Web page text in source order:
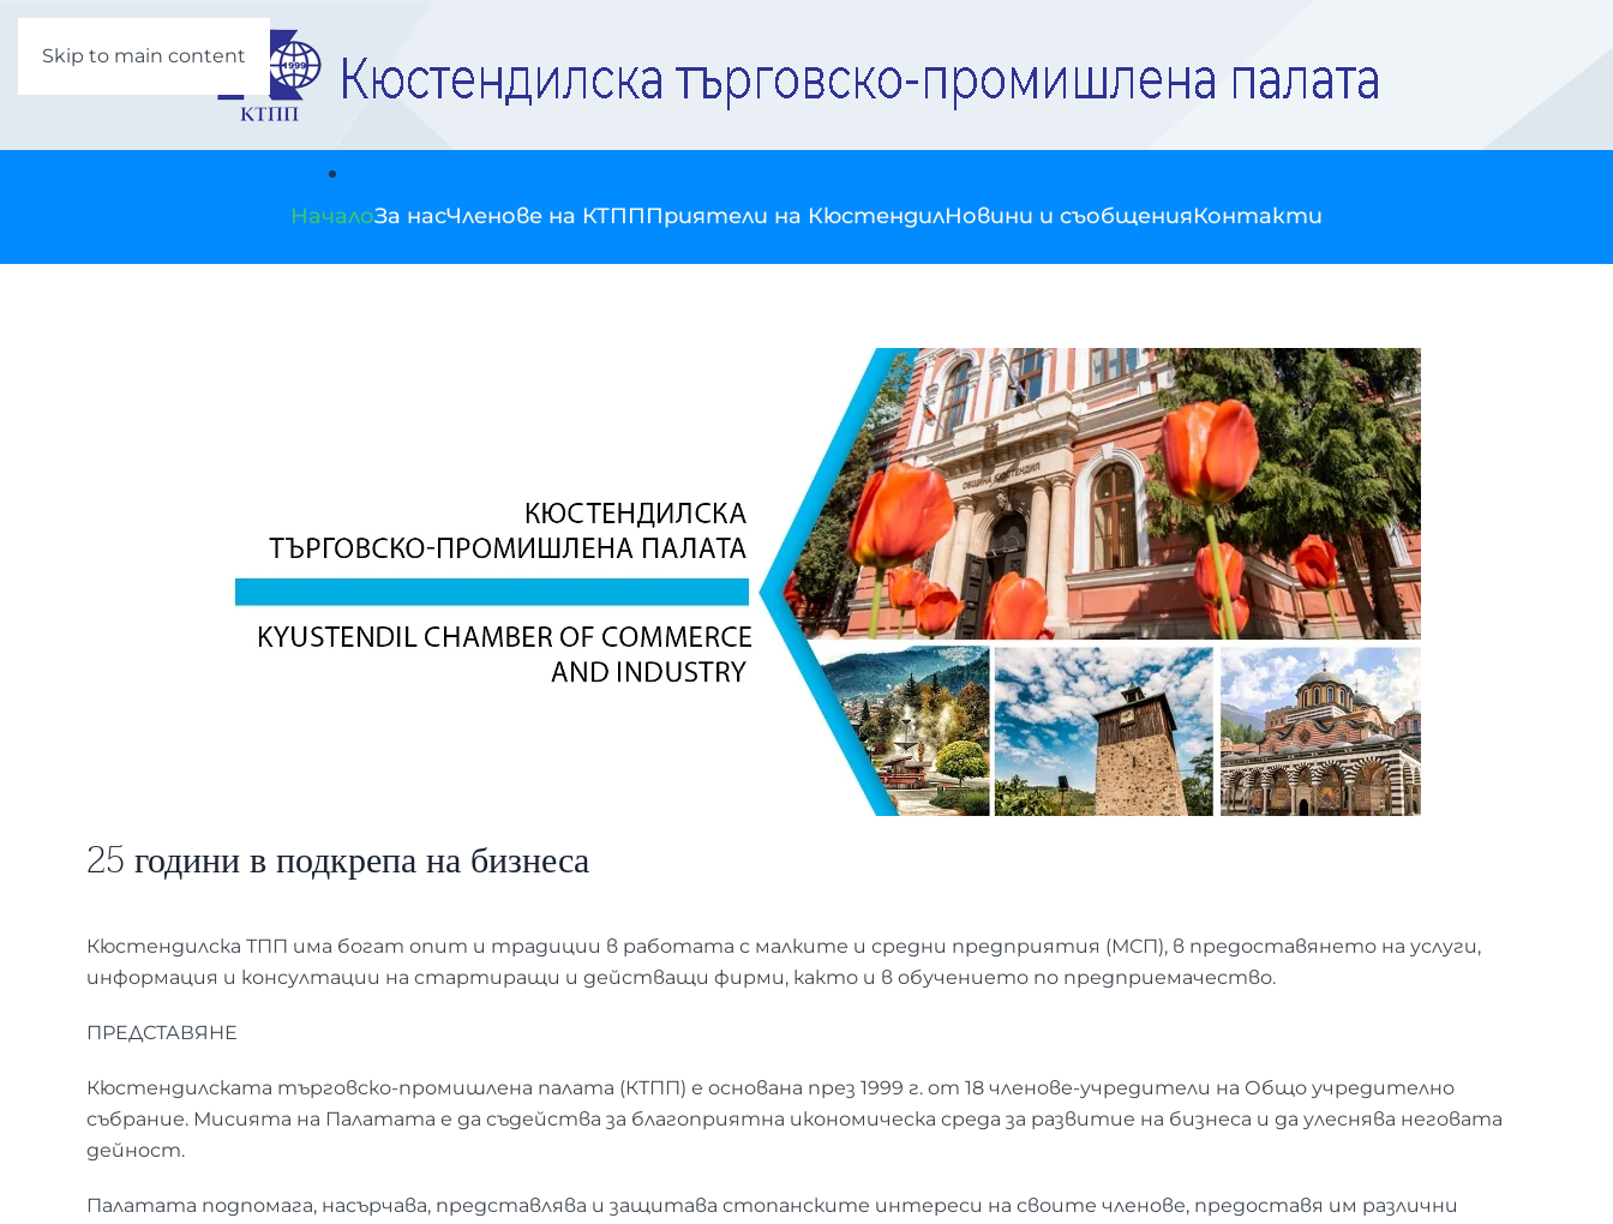
Skip to main content
НачалоЗа насЧленове на КТПППриятели на КюстендилНовини и съобщенияКонтакти
25 години в подкрепа на бизнеса
Кюстендилска ТПП има богат опит и традиции в работата с малките и средни предприятия (МСП), в предоставянето на услуги,
информация и консултации на стартиращи и действащи фирми, както и в обучението по предприемачество.
ПРЕДСТАВЯНЕ
Кюстендилската търговско-промишлена палата (КТПП) е основана през 1999 г. от 18 членове-учредители на Общо учредително
събрание. Мисията на Палатата е да съдейства за благоприятна икономическа среда за развитие на бизнеса и да улеснява неговата
дейност.
Палатата подпомага, насърчава, представлява и защитава стопанските интереси на своите членове, предоставя им различни